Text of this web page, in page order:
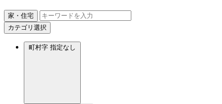
家・住宅
カテゴリ選択
町村字 指定なし